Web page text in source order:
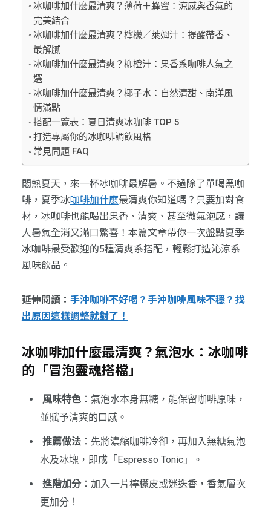
冰咖啡加什麼最清爽？薄荷＋蜂蜜：涼感與香氣的
完美結合
冰咖啡加什麼最清爽？檸檬／萊姆汁：提酸帶香、
最解膩
冰咖啡加什麼最清爽？柳橙汁：果香系咖啡人氣之
選
冰咖啡加什麼最清爽？椰子水：自然清甜、南洋風
情滿點
搭配一覽表：夏日清爽冰咖啡 TOP 5
打造專屬你的冰咖啡調飲風格
常見問題 FAQ
悶熱夏天，來一杯冰咖啡最解暑。不過除了單喝黑咖
啡，夏季冰咖啡加什麼最清爽你知道嗎？只要加對食
材，冰咖啡也能喝出果香、清爽、甚至微氣泡感，讓
人暑氣全消又滿口驚喜！本篇文章帶你一次盤點夏季
冰咖啡最受歡迎的5種清爽系搭配，輕鬆打造沁涼系
風味飲品。
延伸閱讀： 手沖咖啡不好喝？手沖咖啡風味不穩？找
出原因這樣調整就對了！
冰咖啡加什麼最清爽？氣泡水：冰咖啡
的「冒泡靈魂搭檔」
風味特色：氣泡水本身無糖，能保留咖啡原味，
並賦予清爽的口感。
推薦做法：先將濃縮咖啡冷卻，再加入無糖氣泡
水及冰塊，即成「Espresso Tonic」。
進階加分：加入一片檸檬皮或迷迭香，香氣層次
更加分！